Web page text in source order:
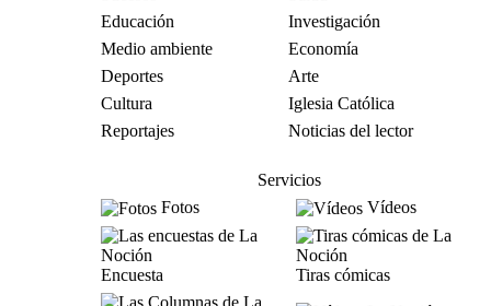
Educación
Investigación
Medio ambiente
Economía
Deportes
Arte
Cultura
Iglesia Católica
Reportajes
Noticias del lector
Servicios
Fotos
Vídeos
Encuesta Tiras cómicas